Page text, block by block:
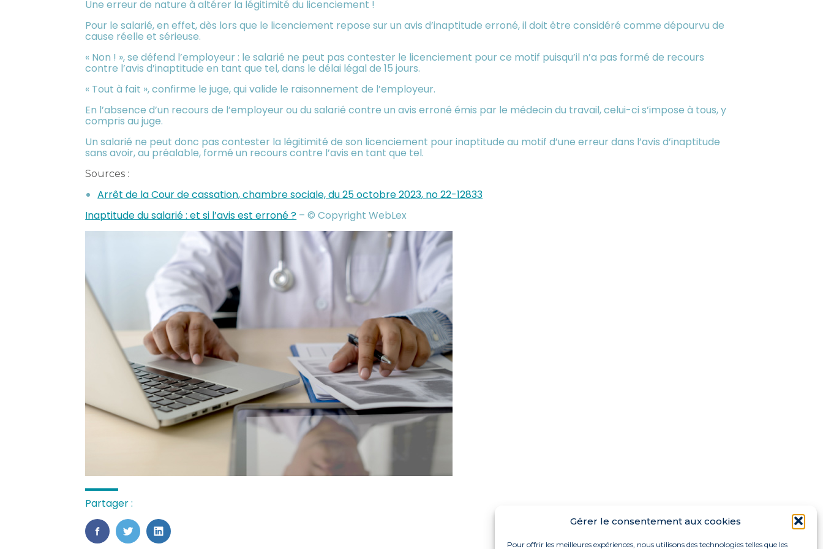
Gérer le consentement aux cookies
Pour offrir les meilleures expériences, nous utilisons des technologies telles que les
Une erreur de nature à altérer la légitimité du licenciement !
Pour le salarié, en effet, dès lors que le licenciement repose sur un avis d’inaptitude erroné, il doit être considéré comme dépourvu de
cause réelle et sérieuse.
« Non ! », se défend l’employeur : le salarié ne peut pas contester le licenciement pour ce motif puisqu’il n’a pas formé de recours
contre l’avis d’inaptitude en tant que tel, dans le délai légal de 15 jours.
« Tout à fait », confirme le juge, qui valide le raisonnement de l’employeur.
En l’absence d’un recours de l’employeur ou du salarié contre un avis erroné émis par le médecin du travail, celui-ci s’impose à tous, y
compris au juge.
Un salarié ne peut donc pas contester la légitimité de son licenciement pour inaptitude au motif d’une erreur dans l’avis d’inaptitude
sans avoir, au préalable, formé un recours contre l’avis en tant que tel.
Sources :
Arrêt de la Cour de cassation, chambre sociale, du 25 octobre 2023, no 22-12833
Inaptitude du salarié : et si l’avis est erroné ? – © Copyright WebLex
Partager :
FaceBook
TwitterLinkedIn